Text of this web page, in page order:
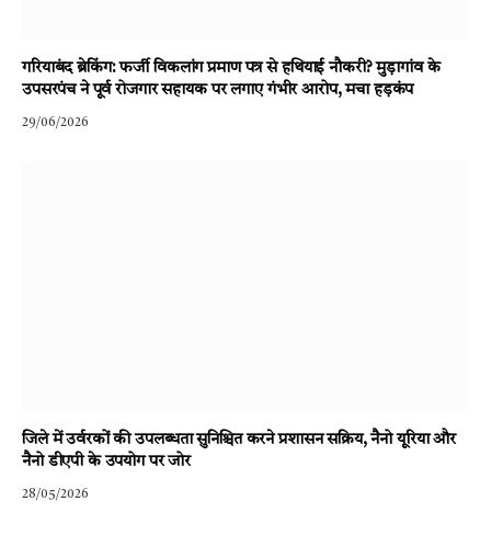
गरियाबंद ब्रेकिंग: फर्जी विकलांग प्रमाण पत्र से हथियाई नौकरी? मुड़ागांव के
उपसरपंच ने पूर्व रोजगार सहायक पर लगाए गंभीर आरोप, मचा हड़कंप
29/06/2026
जिले में उर्वरकों की उपलब्धता सुनिश्चित करने प्रशासन सक्रिय, नैनो यूरिया और
नैनो डीएपी के उपयोग पर जोर
28/05/2026